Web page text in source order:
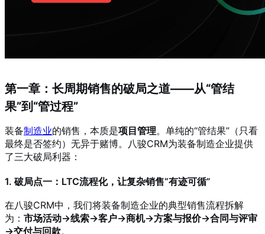
第一章：长周期销售的破局之道——从“管结
果”到“管过程”
装备制造业的销售，本质是项目管理。单纯的“管结果”（只看
最终是否签约）无异于赌博。八骏CRM为装备制造企业提供
了三大破局利器：
1. 破局点一：LTC流程化，让复杂销售“有迹可循”
在八骏CRM中，我们将装备制造企业的典型销售流程拆解
为： 市场活动→线索→客户→商机→方案与报价→合同与评审
→交付与回款。